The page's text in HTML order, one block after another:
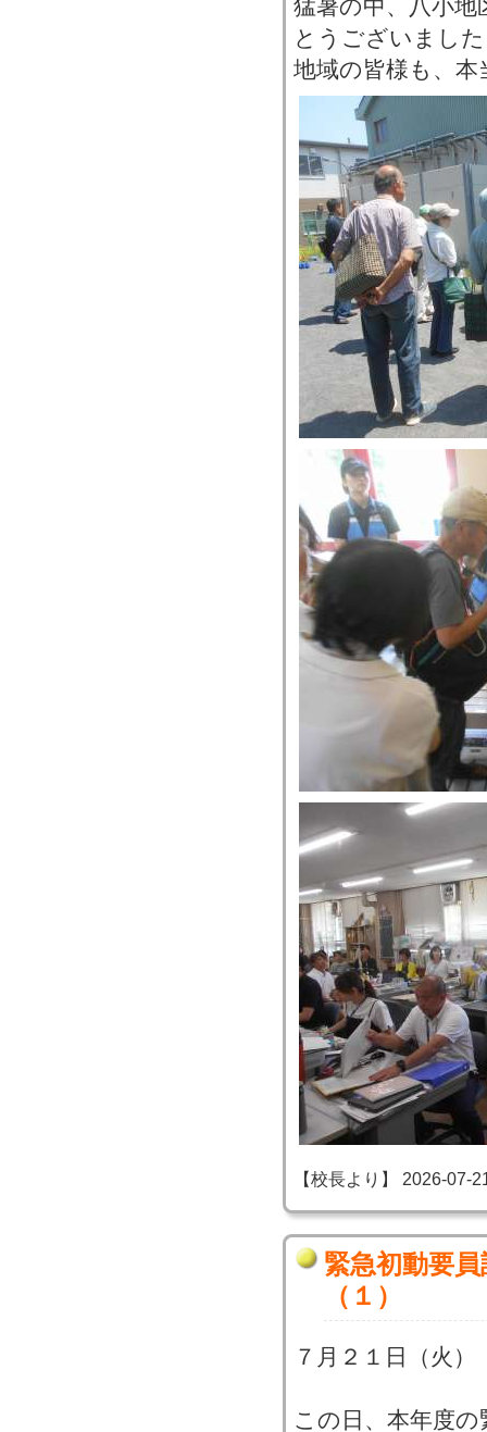
猛暑の中、八小
とうございまし
地域の皆様も、
【校長より】 2026-07-
緊急初動要
（１）
７月２１日（火）
この日、本年度